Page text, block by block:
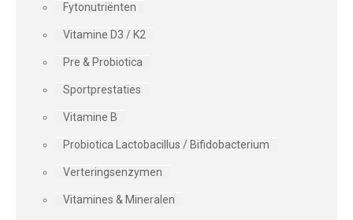
Fytonutriënten
Vitamine D3 / K2
Pre & Probiotica
Sportprestaties
Vitamine B
Probiotica Lactobacillus / Bifidobacterium
Verteringsenzymen
Vitamines & Mineralen